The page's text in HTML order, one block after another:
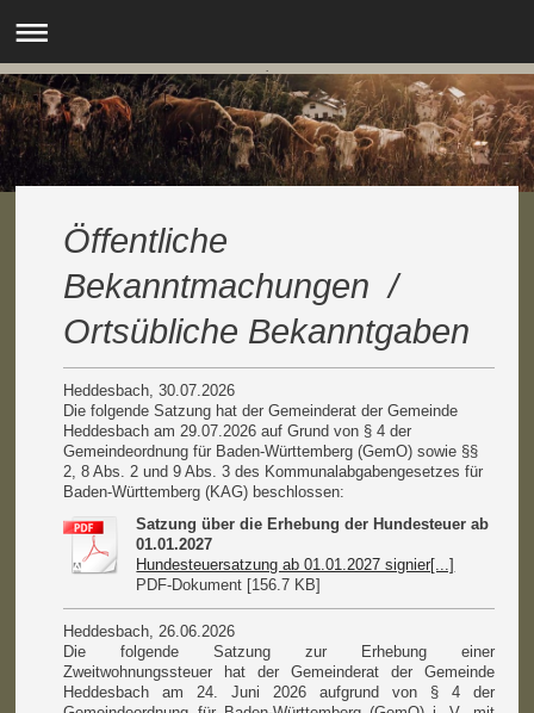
.
Öffentliche
Bekanntmachungen /
Ortsübliche Bekanntgaben
Heddesbach, 30.07.2026
Die folgende Satzung hat der Gemeinderat der Gemeinde
Heddesbach am 29.07.2026 auf Grund von § 4 der
Gemeindeordnung für Baden-Württemberg (GemO) sowie §§
2, 8 Abs. 2 und 9 Abs. 3 des Kommunalabgabengesetzes für
Baden-Württemberg (KAG) beschlossen:
Satzung über die Erhebung der Hundesteuer ab
01.01.2027
Hundesteuersatzung ab 01.01.2027 signier[...]
PDF-Dokument [156.7 KB]
Heddesbach, 26.06.2026
Die folgende Satzung zur Erhebung einer
Zweitwohnungssteuer hat der Gemeinderat der Gemeinde
Heddesbach am 24. Juni 2026 aufgrund von § 4 der